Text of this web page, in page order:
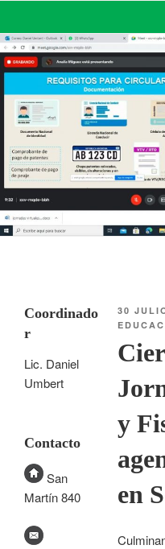
DE
30
y
en
Coordinado
r
Lic. Daniel
Umbert
Contacto
San
Martín 840